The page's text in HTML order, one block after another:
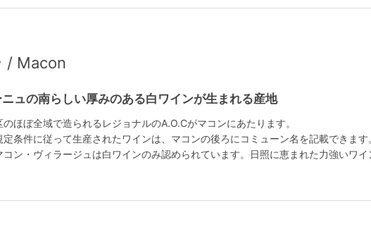
/ Macon
ュの南らしい厚みのある白ワインが生まれる産地
のほぼ全域で造られるレジョナルのA.O.Cがマコンにあたります。
定条件に従って生産されたワインは、マコンの後ろにコミューン名を記載できま
コン・ヴィラージュは白ワインのみ認められています。日照に恵まれた力強いワイ